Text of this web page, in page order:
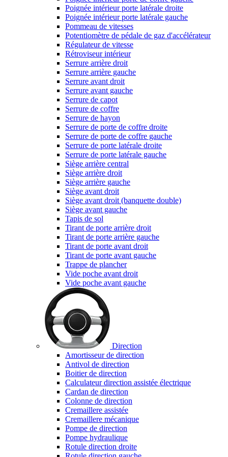
Poignée intérieur porte latérale droite
Poignée intérieur porte latérale gauche
Pommeau de vitesses
Potentiomètre de pédale de gaz d'accélérateur
Régulateur de vitesse
Rétroviseur intérieur
Serrure arrière droit
Serrure arrière gauche
Serrure avant droit
Serrure avant gauche
Serrure de capot
Serrure de coffre
Serrure de hayon
Serrure de porte de coffre droite
Serrure de porte de coffre gauche
Serrure de porte latérale droite
Serrure de porte latérale gauche
Siège arrière central
Siège arrière droit
Siège arrière gauche
Siège avant droit
Siège avant droit (banquette double)
Siège avant gauche
Tapis de sol
Tirant de porte arrière droit
Tirant de porte arrière gauche
Tirant de porte avant droit
Tirant de porte avant gauche
Trappe de plancher
Vide poche avant droit
Vide poche avant gauche
Direction
Amortisseur de direction
Antivol de direction
Boitier de direction
Calculateur direction assistée électrique
Cardan de direction
Colonne de direction
Cremaillere assistée
Cremaillere mécanique
Pompe de direction
Pompe hydraulique
Rotule direction droite